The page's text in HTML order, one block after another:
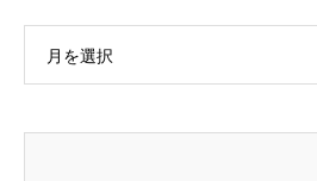
月を選択